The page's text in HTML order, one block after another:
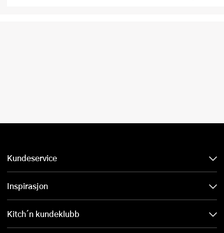
Kundeservice
Inspirasjon
Kitch´n kundeklubb